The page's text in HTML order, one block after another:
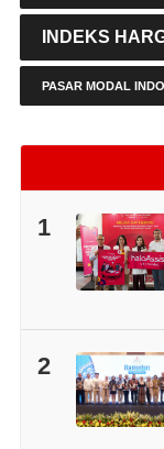
INDEKS
PASAR MODAL
1
2